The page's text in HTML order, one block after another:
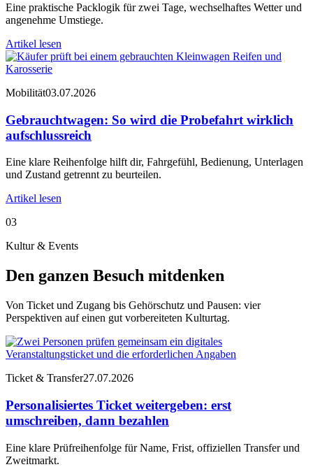
Eine praktische Packlogik für zwei Tage, wechselhaftes Wetter und
angenehme Umstiege.
Artikel lesen
Mobilität03.07.2026
Gebrauchtwagen: So wird die Probefahrt wirklich
aufschlussreich
Eine klare Reihenfolge hilft dir, Fahrgefühl, Bedienung, Unterlagen
und Zustand getrennt zu beurteilen.
Artikel lesen
03
Kultur & Events
Den ganzen Besuch mitdenken
Von Ticket und Zugang bis Gehörschutz und Pausen: vier
Perspektiven auf einen gut vorbereiteten Kulturtag.
Ticket & Transfer27.07.2026
Personalisiertes Ticket weitergeben: erst
umschreiben, dann bezahlen
Eine klare Prüfreihenfolge für Name, Frist, offiziellen Transfer und
Zweitmarkt.